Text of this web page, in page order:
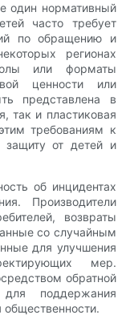
один нормативный
часто требует
по обращению и
регионах
или форматы
ценности или
представлена ​​в
так и пластиковая
требованиям к
от детей и
об инцидентах
Производители
возвраты
со случайным
для улучшения
мер.
обратной
поддержания
общественности.